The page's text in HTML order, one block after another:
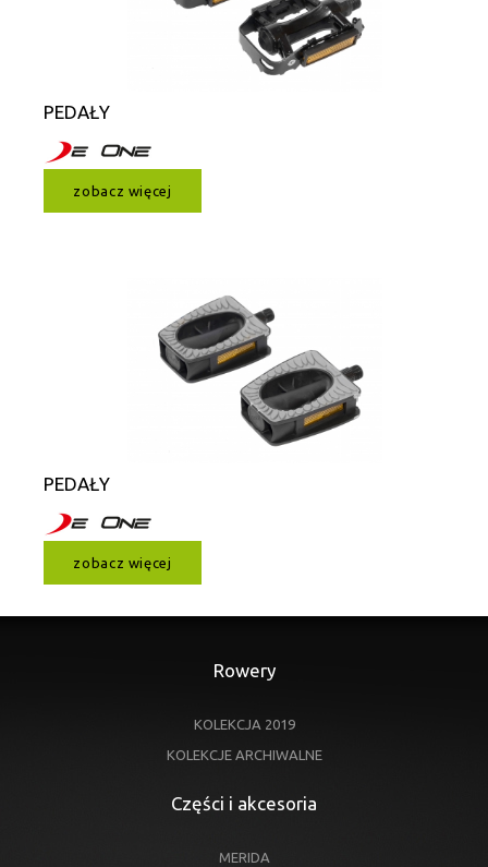
PEDAŁY
zobacz więcej
PEDAŁY
zobacz więcej
Rowery
KOLEKCJA 2019
KOLEKCJE ARCHIWALNE
Części i akcesoria
MERIDA